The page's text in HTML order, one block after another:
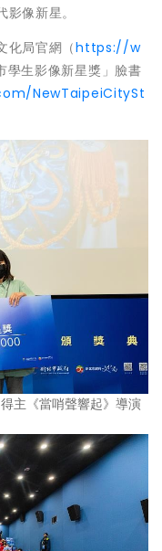
像新星。
化局官網（https://w
學生影像新星獎」臉書
NewTaipeiCitySt
主《當哨聲響起》導演